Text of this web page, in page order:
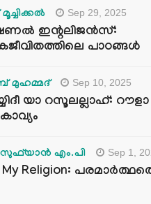
Sep 29, 2025
ഇന്റലിജൻസ്:
പാഠങ്ങൾ
Sep 10, 2025
യാ റസൂലല്ലാഹ്:
സുഫ്‌യാൻ എം.പി Sep 1,
My Religion: